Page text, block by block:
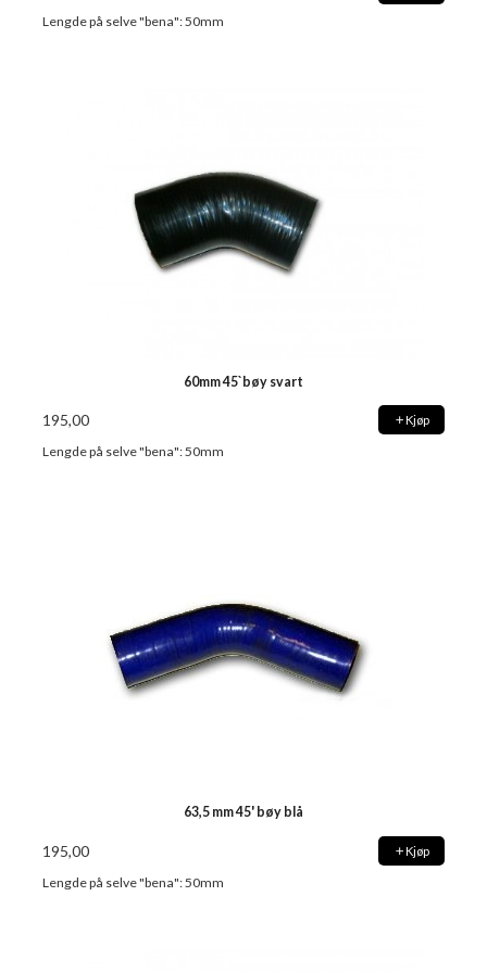
Lengde på selve "bena": 50mm
60mm 45`bøy svart
195,00 Kjøp
Lengde på selve "bena": 50mm
63,5 mm 45' bøy blå
195,00 Kjøp
Lengde på selve "bena": 50mm